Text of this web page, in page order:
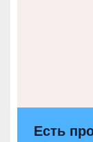
Есть